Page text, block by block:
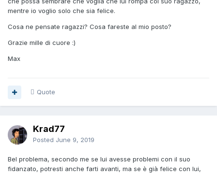
mentre io voglio solo che sia felice.
Cosa ne pensate ragazzi? Cosa fareste al mio posto?
Grazie mille di cuore :)
Max
Quote
Krad77
Posted June 9, 2019
Bel problema, secondo me se lui avesse problemi con il suo
fidanzato, potresti anche farti avanti, ma se è già felice con lui,